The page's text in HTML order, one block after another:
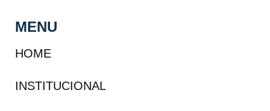
MENU
HOME
INSTITUCIONAL